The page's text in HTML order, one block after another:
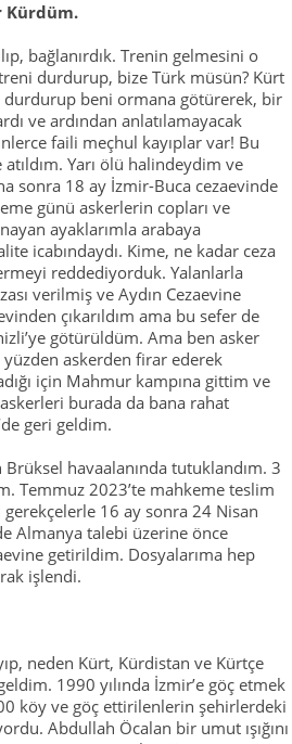
Kürdüm.
bağlanırdık. Trenin gelmesini o
durdurup, bize Türk müsün? Kürt
durdurup beni ormana götürerek, bir
ve ardından anlatılamayacak
faili meçhul kayıplar var! Bu
Yarı ölü halindeydim ve
sonra 18 ay İzmir-Buca cezaevinde
günü askerlerin copları ve
ayaklarımla arabaya
icabındaydı. Kime, ne kadar ceza
reddediyorduk. Yalanlarla
verilmiş ve Aydın Cezaevine
çıkarıldım ama bu sefer de
götürüldüm. Ama ben asker
yüzden askerden firar ederek
için Mahmur kampına gittim ve
burada da bana rahat
geri geldim.
havaalanında tutuklandım. 3
Temmuz 2023’te mahkeme teslim
gerekçelerle 16 ay sonra 24 Nisan
Almanya talebi üzerine önce
getirildim. Dosyalarıma hep
işlendi.
neden Kürt, Kürdistan ve Kürtçe
1990 yılında İzmir’e göç etmek
köy ve göç ettirilenlerin şehirlerdeki
Abdullah Öcalan bir umut ışığını